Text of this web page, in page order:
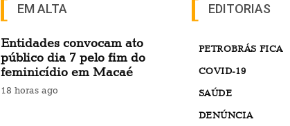
EM ALTA
Entidades convocam ato
público dia 7 pelo fim do
feminicídio em Macaé
18 horas ago
EDITORIAS
PETROBRÁS FICA
COVID-19
SAÚDE
DENÚNCIA